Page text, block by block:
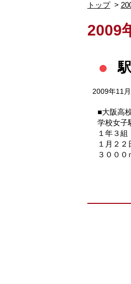
トップ
2009
2009年11
■大阪高
学校女
１年３
１月２
３０００